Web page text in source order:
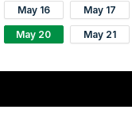
May 16
May 17
May 20 May 21